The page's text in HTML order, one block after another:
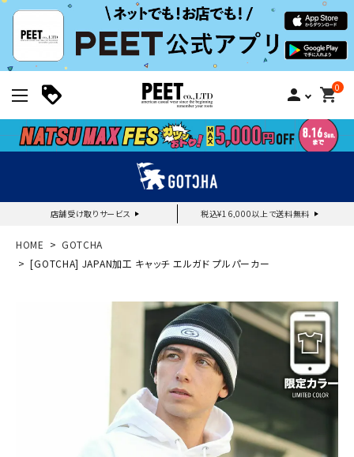
person 0
shopping_cart
店舗受け取りサービス 税込¥16,000以上で送料無料
新規会員登録｜ログイン
search
ブランドメニュー
HOME
GOTCHA
[GOTCHA] JAPAN加工 キャッチ エルガド プルパーカー